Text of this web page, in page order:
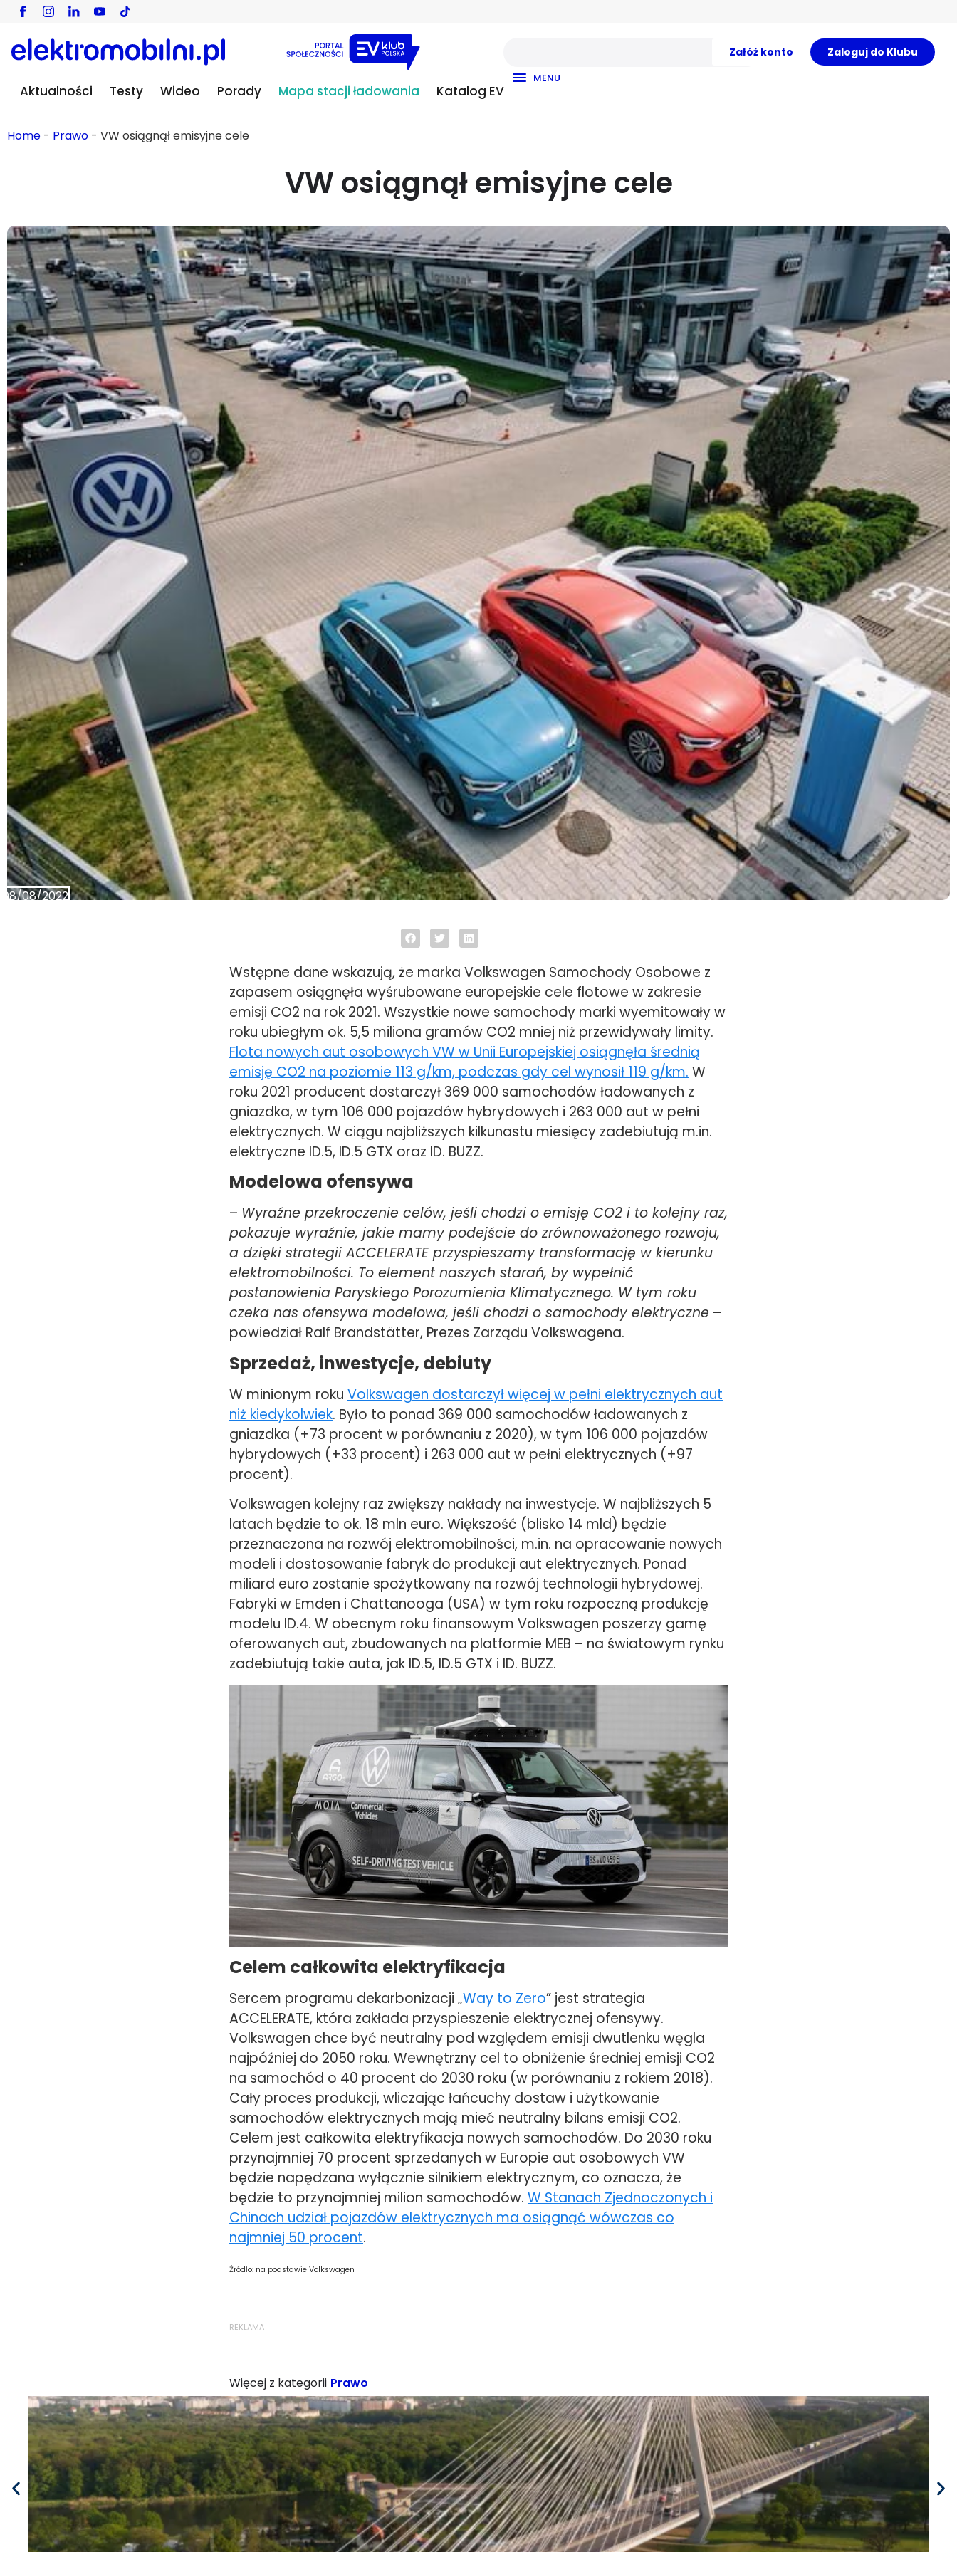
Załóż konto Zaloguj do Klubu
Aktualności Testy Wideo Porady Mapa stacji ładowania Katalog EV
MENU
Home - Prawo - VW osiągnął emisyjne cele
VW osiągnął emisyjne cele
08/08/2022
Wstępne dane wskazują, że marka Volkswagen Samochody Osobowe z
zapasem osiągnęła wyśrubowane europejskie cele flotowe w zakresie
emisji CO2 na rok 2021. Wszystkie nowe samochody marki wyemitowały w
roku ubiegłym ok. 5,5 miliona gramów CO2 mniej niż przewidywały limity.
Flota nowych aut osobowych VW w Unii Europejskiej osiągnęła średnią
emisję CO2 na poziomie 113 g/km, podczas gdy cel wynosił 119 g/km. W
roku 2021 producent dostarczył 369 000 samochodów ładowanych z
gniazdka, w tym 106 000 pojazdów hybrydowych i 263 000 aut w pełni
elektrycznych. W ciągu najbliższych kilkunastu miesięcy zadebiutują m.in.
elektryczne ID.5, ID.5 GTX oraz ID. BUZZ.
Modelowa ofensywa
– Wyraźne przekroczenie celów, jeśli chodzi o emisję CO2 i to kolejny raz,
pokazuje wyraźnie, jakie mamy podejście do zrównoważonego rozwoju,
a dzięki strategii ACCELERATE przyspieszamy transformację w kierunku
elektromobilności. To element naszych starań, by wypełnić
postanowienia Paryskiego Porozumienia Klimatycznego. W tym roku
czeka nas ofensywa modelowa, jeśli chodzi o samochody elektryczne –
powiedział Ralf Brandstätter, Prezes Zarządu Volkswagena.
Sprzedaż, inwestycje, debiuty
W minionym roku Volkswagen dostarczył więcej w pełni elektrycznych aut
niż kiedykolwiek. Było to ponad 369 000 samochodów ładowanych z
gniazdka (+73 procent w porównaniu z 2020), w tym 106 000 pojazdów
hybrydowych (+33 procent) i 263 000 aut w pełni elektrycznych (+97
procent).
Volkswagen kolejny raz zwiększy nakłady na inwestycje. W najbliższych 5
latach będzie to ok. 18 mln euro. Większość (blisko 14 mld) będzie
przeznaczona na rozwój elektromobilności, m.in. na opracowanie nowych
modeli i dostosowanie fabryk do produkcji aut elektrycznych. Ponad
miliard euro zostanie spożytkowany na rozwój technologii hybrydowej.
Fabryki w Emden i Chattanooga (USA) w tym roku rozpoczną produkcję
modelu ID.4. W obecnym roku finansowym Volkswagen poszerzy gamę
oferowanych aut, zbudowanych na platformie MEB – na światowym rynku
zadebiutują takie auta, jak ID.5, ID.5 GTX i ID. BUZZ.
Celem całkowita elektryfikacja
Sercem programu dekarbonizacji „Way to Zero” jest strategia
ACCELERATE, która zakłada przyspieszenie elektrycznej ofensywy.
Volkswagen chce być neutralny pod względem emisji dwutlenku węgla
najpóźniej do 2050 roku. Wewnętrzny cel to obniżenie średniej emisji CO2
na samochód o 40 procent do 2030 roku (w porównaniu z rokiem 2018).
Cały proces produkcji, wliczając łańcuchy dostaw i użytkowanie
samochodów elektrycznych mają mieć neutralny bilans emisji CO2.
Celem jest całkowita elektryfikacja nowych samochodów. Do 2030 roku
przynajmniej 70 procent sprzedanych w Europie aut osobowych VW
będzie napędzana wyłącznie silnikiem elektrycznym, co oznacza, że
będzie to przynajmniej milion samochodów. W Stanach Zjednoczonych i
Chinach udział pojazdów elektrycznych ma osiągnąć wówczas co
najmniej 50 procent.
Źródło: na podstawie Volkswagen
REKLAMA
Więcej z kategorii Prawo